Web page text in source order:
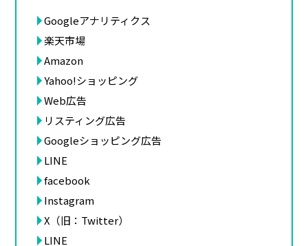
Googleアナリティクス
楽天市場
Amazon
Yahoo!ショッピング
Web広告
リスティング広告
Googleショッピング広告
LINE
facebook
Instagram
X（旧：Twitter）
LINE